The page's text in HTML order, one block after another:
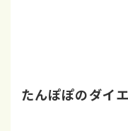
たんぽぽのダイ